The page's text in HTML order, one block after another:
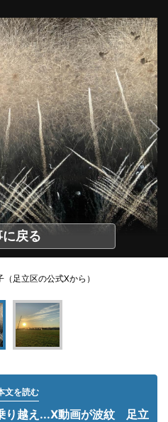
戻る
足立区の公式Xから）
文を読む
り越え...X動画が波紋 足立